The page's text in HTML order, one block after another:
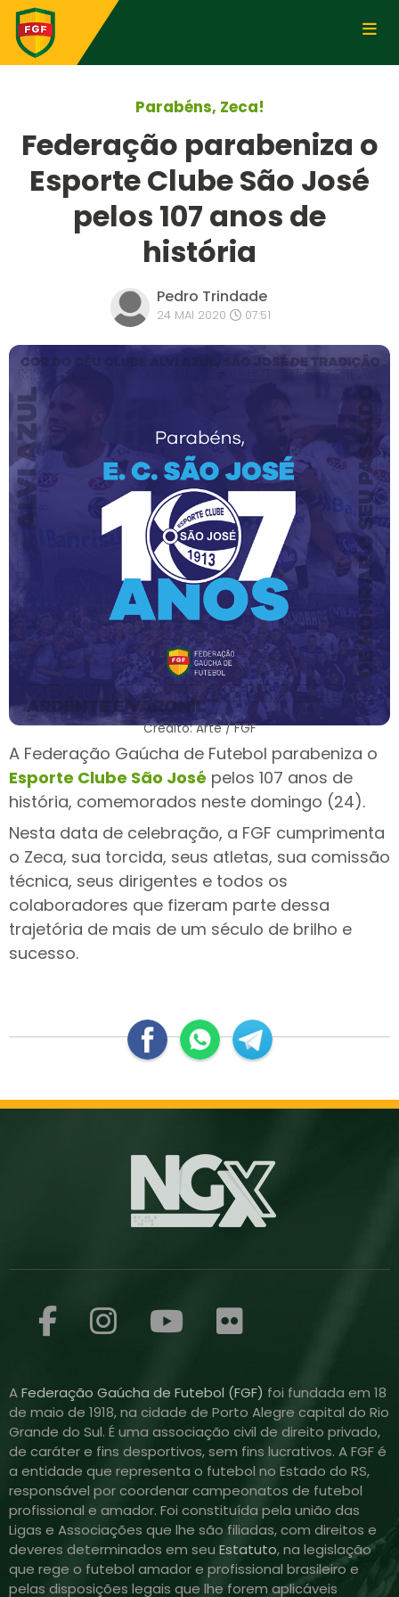
Parabéns, Zeca!
Federação parabeniza o
Esporte Clube São José
pelos 107 anos de
história
Pedro Trindade
24 MAI 2020 07:51
Crédito: Arte / FGF
A Federação Gaúcha de Futebol parabeniza o
Esporte Clube São José pelos 107 anos de
história, comemorados neste domingo (24).
Nesta data de celebração, a FGF cumprimenta
o Zeca, sua torcida, seus atletas, sua comissão
técnica, seus dirigentes e todos os
colaboradores que fizeram parte dessa
trajetória de mais de um século de brilho e
sucesso.
AFederação Gaúcha de Futebol (FGF) foi fundada em 18
de maio de 1918, na cidade de Porto Alegre capital do Rio
Grande do Sul. É uma associação civil de direito privado,
de caráter e fins desportivos, sem fins lucrativos. A FGF é
a entidade que representa o futebol no Estado do RS,
responsável por coordenar campeonatos de futebol
profissional e amador. Foi constituída pela união das
Ligas e Associações que lhe são filiadas, com direitos e
deveres determinados em seu Estatuto, na legislação
que rege o futebol amador e profissional brasileiro e
pelas disposições legais que lhe forem aplicáveis